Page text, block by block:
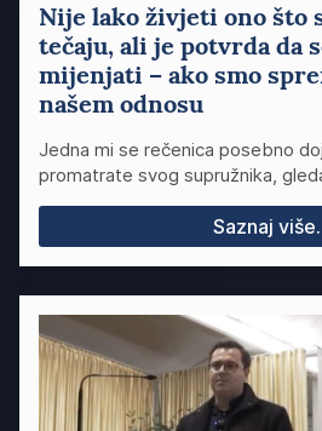
Nije lako živjeti ono što
tečaju, ali je potvrda da
mijenjati – ako smo
našem odnosu
Jedna mi se rečenica posebno
promatrate svog supružnika,
Saznaj